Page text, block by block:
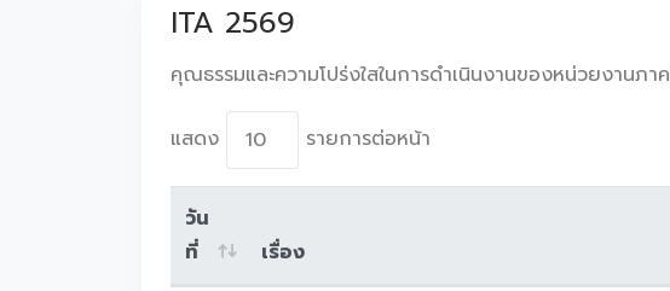
ITA 2569
คุณธรรมและความโปร่งใสในการดำเนินงานของหน่วยงานภา
แสดง รายการต่อหน้า
วัน
ที่
เรื่อง